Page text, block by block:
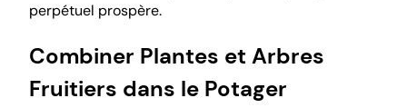
perpétuel prospère.
Combiner Plantes et Arbres
Fruitiers dans le Potager